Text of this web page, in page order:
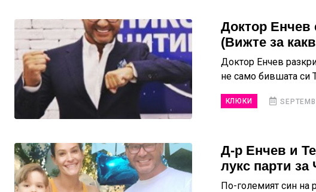
Доктор Енчев
(Вижте за
Доктор Енчев
не само бившата си
КЛЮКИ
Д-р Енчев и
лукс парти
По-големият син на